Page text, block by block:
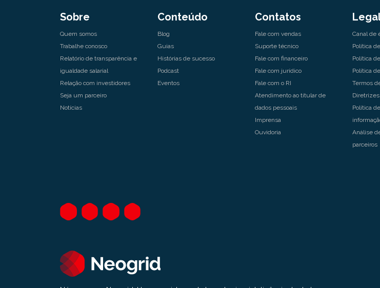
Sobre
Quem somos
Trabalhe conosco
Relatório de transparência e
igualdade salarial
Relação com investidores
Seja um parceiro
Notícias
Conteúdo
Blog
Guias
Histórias de sucesso
Podcast
Eventos
Contatos
Fale com vendas
Suporte técnico
Fale com financeiro
Fale com jurídico
Fale com o RI
Atendimento ao titular de
dados pessoais
Imprensa
Ouvidoria
Canal de
Política
Política
Política
Termos
Política
Análise
parceiros